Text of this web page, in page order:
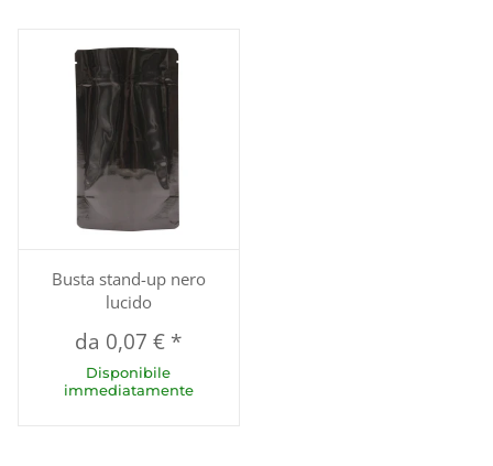
Busta stand-up nero
lucido
da 0,07 € *
Disponibile
immediatamente